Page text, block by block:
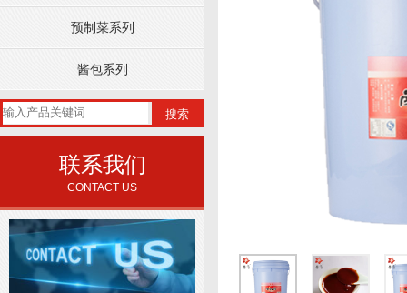
预制菜系列
酱包系列
搜索
联系我们
CONTACT US